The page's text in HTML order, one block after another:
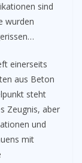
sind
wurden
einerseits
aus Beton
steht
Zeugnis, aber
und
mit